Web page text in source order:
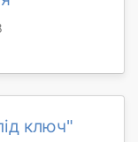
ключ"